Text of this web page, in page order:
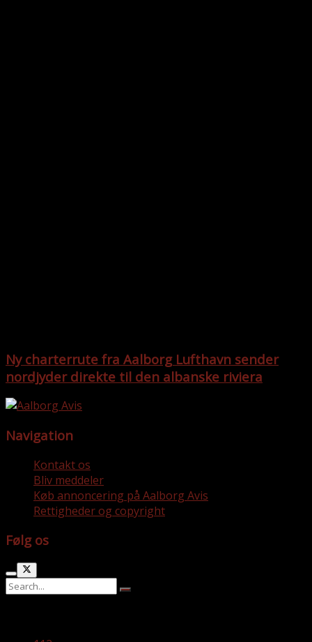
Ny charterrute fra Aalborg Lufthavn sender
nordjyder direkte til den albanske riviera
Navigation
Kontakt os
Bliv meddeler
Køb annoncering på Aalborg Avis
Rettigheder og copyright
Følg os